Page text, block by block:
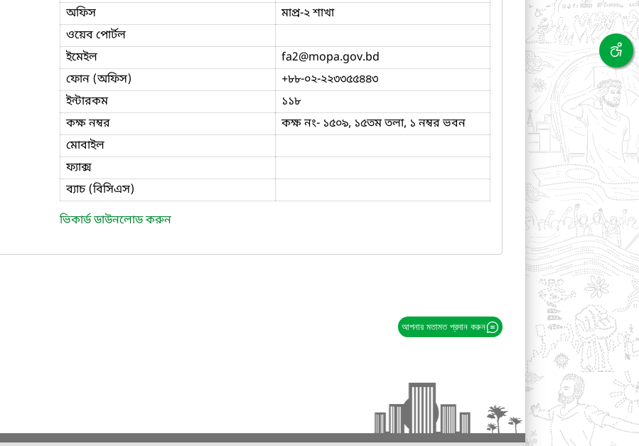
অফিস
মাপ্র-২ শাখা
ওয়েব পোর্টল
ইমেইল
fa2@mopa.gov.bd
ফোন (অফিস)
+৮৮-০২-২২৩৩৫৫৪৪৩
ইন্টারকম
১১৮
কক্ষ নম্বর
কক্ষ নং- ১৫০৯, ১৫তম তলা, ১ নম্বর ভবন
মোবাইল
ফ্যাক্স
ব্যাচ (বিসিএস)
ভিকার্ড ডাউনলোড করুন
আপনার মতামত প্রদান করুন